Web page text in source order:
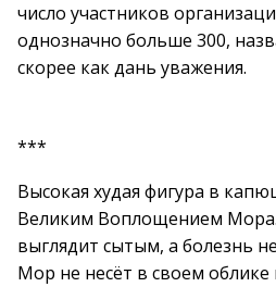
число участников
однозначно больше 300,
скорее как дань уважения.
***
Высокая худая фигура в
Великим Воплощением Мора.
выглядит сытым, а болезнь
Мор не несёт в своем облике